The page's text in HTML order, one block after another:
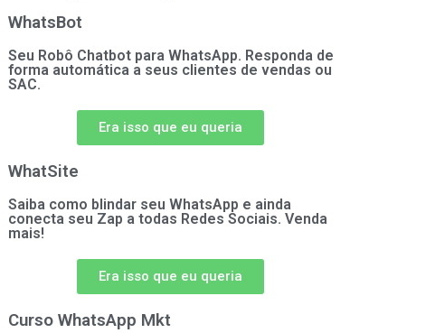
WhatsBot
Seu Robô Chatbot para WhatsApp. Responda de
forma automática a seus clientes de vendas ou
SAC.
Era isso que eu queria
WhatSite
Saiba como blindar seu WhatsApp e ainda
conecta seu Zap a todas Redes Sociais. Venda
mais!
Era isso que eu queria
Curso WhatsApp Mkt